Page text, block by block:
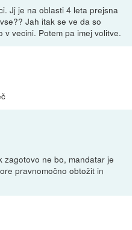
Jj je na oblasti 4 leta prejsna
Jah itak se ve da so
v vecini. Potem pa imej volitve.
zagotovo ne bo, mandatar je
pravnomočno obtožit in